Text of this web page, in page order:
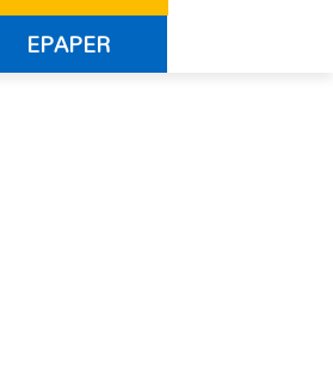
EPAPER